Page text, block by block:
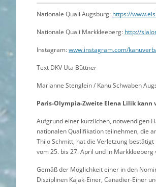
Nationale Quali Augsburg: https://
Nationale Quali Markkleeberg: http://
Instagram:www.instagram.com/
Text DKV Uta Büttner
Marianne Stenglein / Kanu Schwaben
Paris-Olympia-Zweite Elena Lilik
Aufgrund einer kürzlichen, notwendigen
nationalen Qualifikation teilnehmen, die
Thilo Schmitt, hat die Verletzung
vom 25. bis 27. April und in
Gemäß der Möglichkeit einer in den
Disziplinen Kajak-Einer, Canadier-Einer